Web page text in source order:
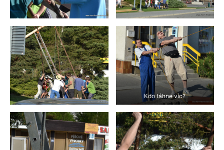
Kdo táhne víc?